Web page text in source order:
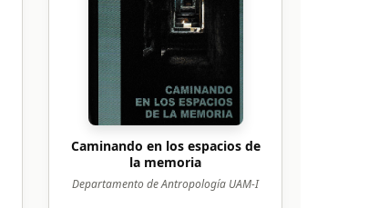
Caminando en los espacios de
la memoria
Departamento de Antropología UAM-I